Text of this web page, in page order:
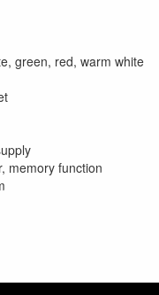
green, red, warm white
memory function